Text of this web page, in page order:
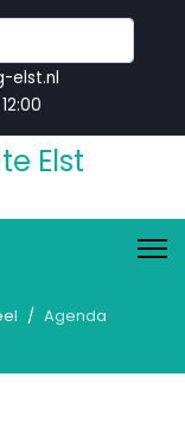
elst.nl
Agenda